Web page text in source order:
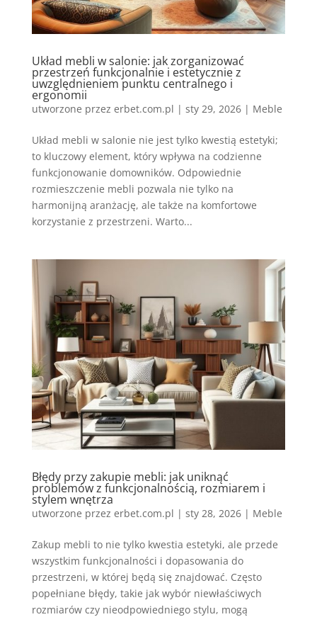
Układ mebli w salonie: jak zorganizować
przestrzeń funkcjonalnie i estetycznie z
uwzględnieniem punktu centralnego i
ergonomii
utworzone przez erbet.com.pl | sty 29, 2026| Meble
Układ mebli w salonie nie jest tylko kwestią estetyki;
to kluczowy element, który wpływa na codzienne
funkcjonowanie domowników. Odpowiednie
rozmieszczenie mebli pozwala nie tylko na
harmonijną aranżację, ale także na komfortowe
korzystanie z przestrzeni. Warto...
Błędy przy zakupie mebli: jak uniknąć
problemów z funkcjonalnością, rozmiarem i
stylem wnętrza
utworzone przez erbet.com.pl | sty 28, 2026| Meble
Zakup mebli to nie tylko kwestia estetyki, ale przede
wszystkim funkcjonalności i dopasowania do
przestrzeni, w której będą się znajdować. Często
popełniane błędy, takie jak wybór niewłaściwych
rozmiarów czy nieodpowiedniego stylu, mogą